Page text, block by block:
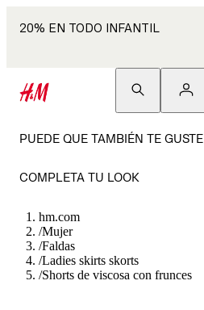
20% EN TODO INFANTIL
PUEDE QUE TAMBIÉN TE GUSTE
COMPLETA TU LOOK
hm.com
/Mujer
/Faldas
/Ladies skirts skorts
/Shorts de viscosa con frunces